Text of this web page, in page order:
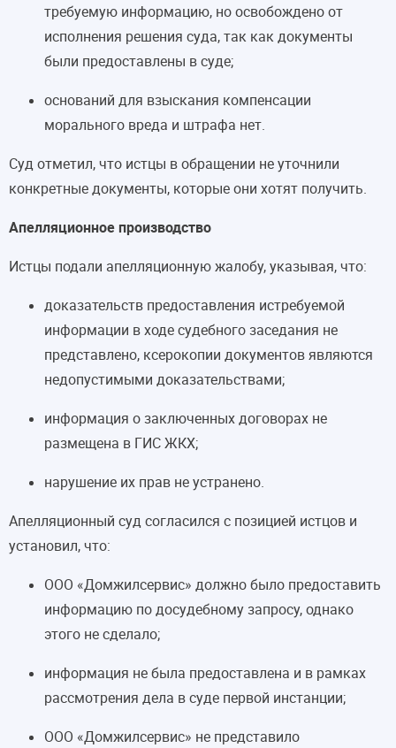
требуемую информацию, но освобождено от
исполнения решения суда, так как документы
были предоставлены в суде;
оснований для взыскания компенсации
морального вреда и штрафа нет.
Суд отметил, что истцы в обращении не уточнили
конкретные документы, которые они хотят получить.
Апелляционное производство
Истцы подали апелляционную жалобу, указывая, что:
доказательств предоставления истребуемой
информации в ходе судебного заседания не
представлено, ксерокопии документов являются
недопустимыми доказательствами;
информация о заключенных договорах не
размещена в ГИС ЖКХ;
нарушение их прав не устранено.
Апелляционный суд согласился с позицией истцов и
установил, что:
ООО «Домжилсервис» должно было предоставить
информацию по досудебному запросу, однако
этого не сделало;
информация не была предоставлена и в рамках
рассмотрения дела в суде первой инстанции;
ООО «Домжилсервис» не представило